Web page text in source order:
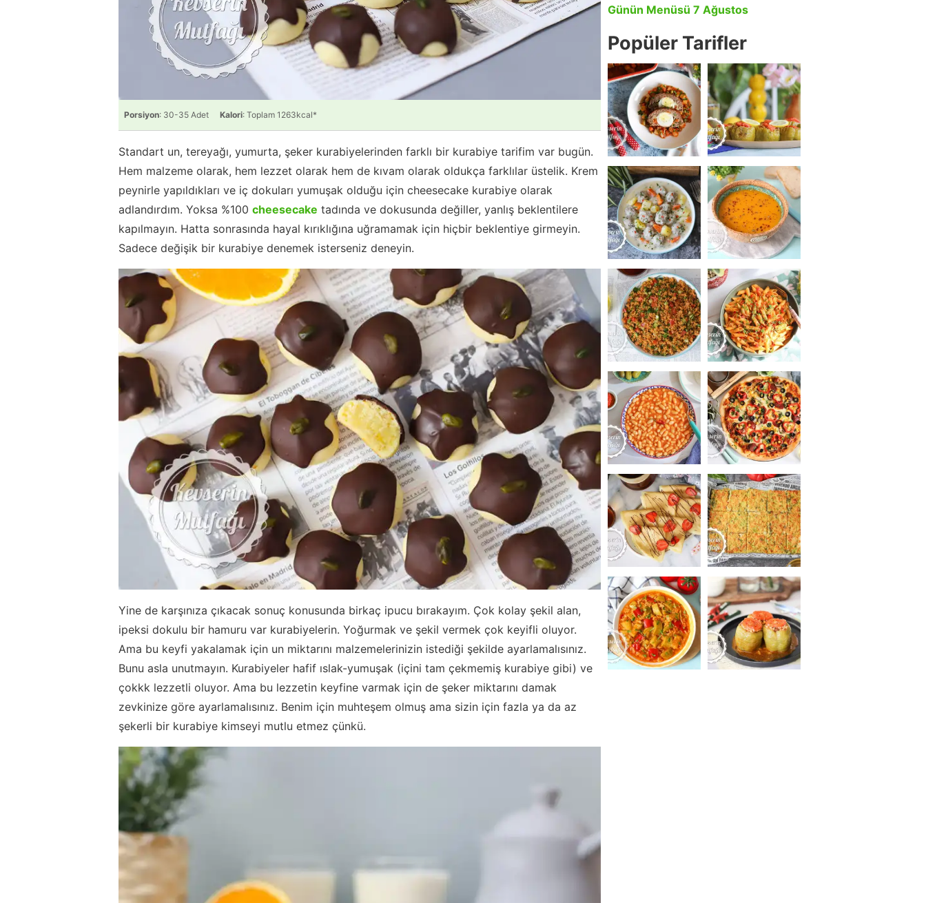
Porsiyon: 30-35 Adet Kalori: Toplam 1263kcal*
Standart un, tereyağı, yumurta, şeker kurabiyelerinden farklı bir kurabiye tarifim var bugün.
Hem malzeme olarak, hem lezzet olarak hem de kıvam olarak oldukça farklılar üstelik. Krem
peynirle yapıldıkları ve iç dokuları yumuşak olduğu için cheesecake kurabiye olarak
adlandırdım. Yoksa %100 cheesecake tadında ve dokusunda değiller, yanlış beklentilere
kapılmayın. Hatta sonrasında hayal kırıklığına uğramamak için hiçbir beklentiye girmeyin.
Sadece değişik bir kurabiye denemek isterseniz deneyin.
Yine de karşınıza çıkacak sonuç konusunda birkaç ipucu bırakayım. Çok kolay şekil alan,
ipeksi dokulu bir hamuru var kurabiyelerin. Yoğurmak ve şekil vermek çok keyifli oluyor.
Ama bu keyfi yakalamak için un miktarını malzemelerinizin istediği şekilde ayarlamalısınız.
Bunu asla unutmayın. Kurabiyeler hafif ıslak-yumuşak (içini tam çekmemiş kurabiye gibi) ve
çokkk lezzetli oluyor. Ama bu lezzetin keyfine varmak için de şeker miktarını damak
zevkinize göre ayarlamalısınız. Benim için muhteşem olmuş ama sizin için fazla ya da az
şekerli bir kurabiye kimseyi mutlu etmez çünkü.
Günün Menüsü 7 Ağustos
Popüler Tarifler